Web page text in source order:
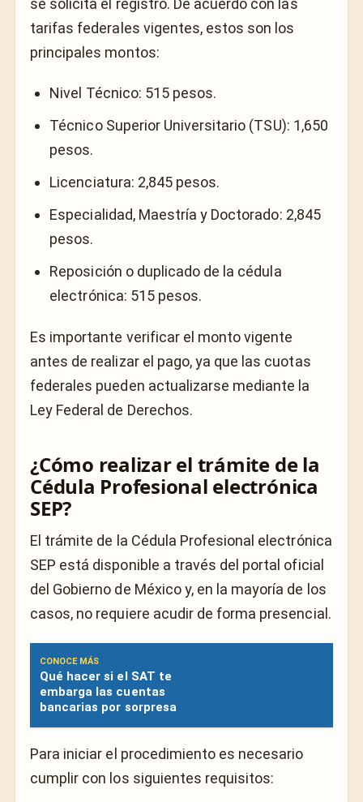
tarifas federales vigentes, estos son los
principales montos:
Nivel Técnico: 515 pesos.
Técnico Superior Universitario (TSU): 1,650
pesos.
Licenciatura: 2,845 pesos.
Especialidad, Maestría y Doctorado: 2,845
pesos.
Reposición o duplicado de la cédula
electrónica: 515 pesos.
Es importante verificar el monto vigente
antes de realizar el pago, ya que las cuotas
federales pueden actualizarse mediante la
Ley Federal de Derechos.
¿Cómo realizar el trámite de la
Cédula Profesional electrónica
SEP?
El trámite de la Cédula Profesional electrónica
SEP está disponible a través del portal oficial
del Gobierno de México y, en la mayoría de los
casos, no requiere acudir de forma presencial.
CONOCE MÁS
Qué hacer si el SAT te
embarga las cuentas
bancarias por sorpresa
Para iniciar el procedimiento es necesario
cumplir con los siguientes requisitos: